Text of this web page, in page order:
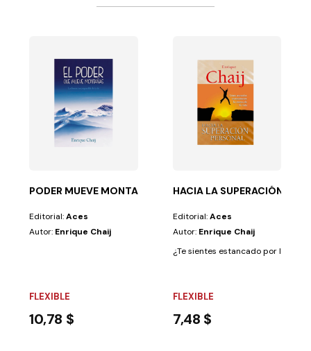
todo su jugo y...
¿QUÉ DICE EGW?
PODER MUEVE MONTAÑAS/CAMINANDO JESUS
Editorial:Aces
Autor: Enrique Chaij
FLEXIBLE
10,78 $
HACIA LA SUPERACIÓN
Editorial:Aces
Autor: Enrique Chaij
¿Te sientes estancado por los
FLEXIBLE
7,48 $